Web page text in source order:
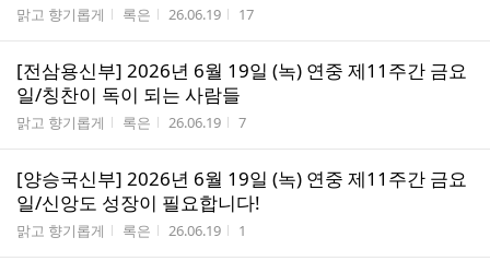
게시판명
맑고 향기롭게 작성자
록은 작성시간
26.06.19 조회수
17
[전삼용신부] 2026년 6월 19일 (녹) 연중 제11주간 금요
일/칭찬이 독이 되는 사람들
게시판명
맑고 향기롭게 작성자
록은 작성시간
26.06.19 조회수
7
[양승국신부] 2026년 6월 19일 (녹) 연중 제11주간 금요
일/신앙도 성장이 필요합니다!
게시판명
맑고 향기롭게 작성자
록은 작성시간
26.06.19 조회수
1